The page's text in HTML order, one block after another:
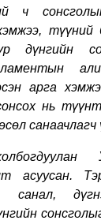
ч
дүнгийн
арга
нь
санаачлагч
асуусан.
санал,